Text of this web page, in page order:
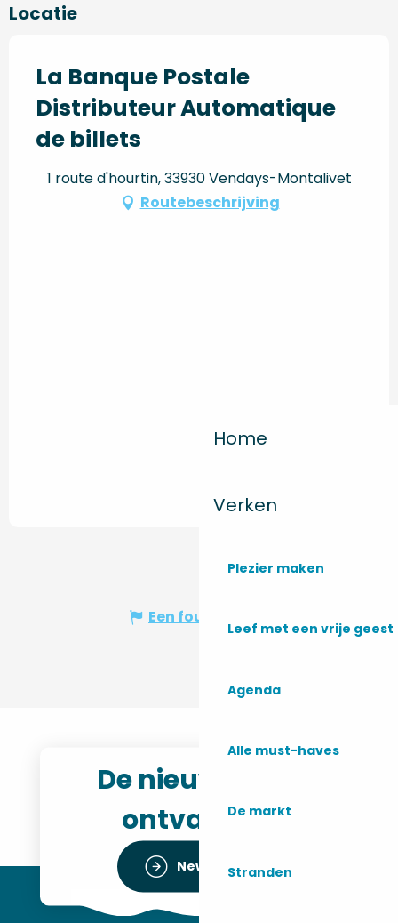
Home
Verken
Plezier maken
Leef met een vrije geest
Agenda
Alle must-haves
De markt
Stranden
Locatie
La Banque Postale
Distributeur Automatique
de billets
1 route d'hourtin, 33930 Vendays-Montalivet
Routebeschrijving
Een fout melden
De nieuwsbrief
ontvangen
Newsletter